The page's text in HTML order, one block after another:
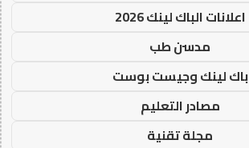
اعلانات الباك لينك 2026
مدسن طب
باك لينك وجيست بوست
مصادر التعليم
مجلة تقنية